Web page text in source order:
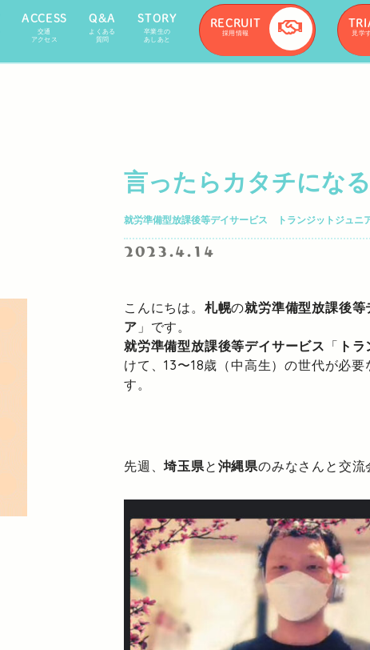
ACCESS
交通
アクセス
Q&A
よくある
質問
STORY
卒業生の
あしあと
RECRUIT
採用情報 見学
言ったらカタチになる
就労準備型放課後等デイサービス トランジットジュニ
2023.4.14
こんにちは。 札幌の就労準備型放課後等
ア 」です。
就労準備型放課後等デイサービス 「 ト
けて、13〜18歳（中高生）の世代が必
す。
先週、埼玉県と 沖縄県のみなさんと交流